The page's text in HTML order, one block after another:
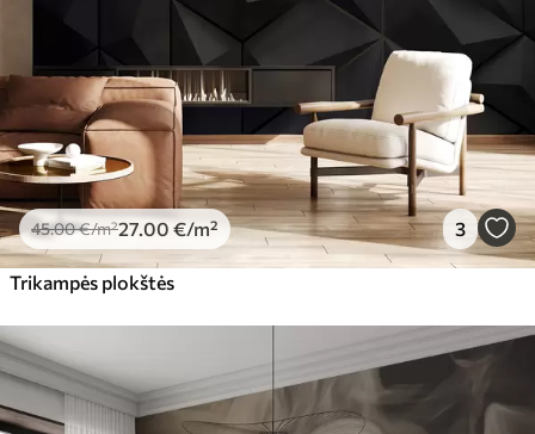
45.00€/m²27.00 €/m² 3
Trikampės plokštės